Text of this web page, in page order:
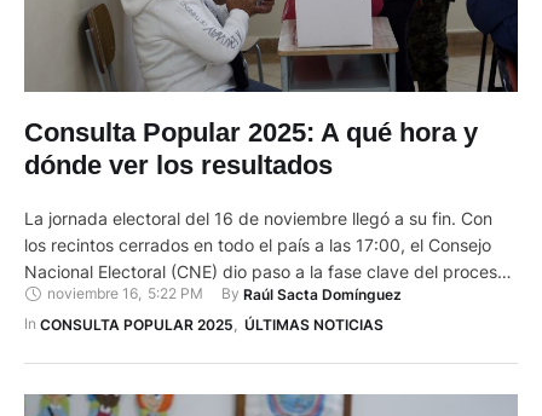
Consulta Popular 2025: A qué hora y
dónde ver los resultados
La jornada electoral del 16 de noviembre llegó a su fin. Con
los recintos cerrados en todo el país a las 17:00, el Consejo
Nacional Electoral (CNE) dio paso a la fase clave del proceso:
el conteo oficial de votos de la Consulta Popular y
Referéndum 2025, uno de los temas más buscados en Google
noviembre 16, 5:22 PM By Raúl Sacta Domínguez
In CONSULTA POPULAR 2025 ÚLTIMAS NOTICIAS